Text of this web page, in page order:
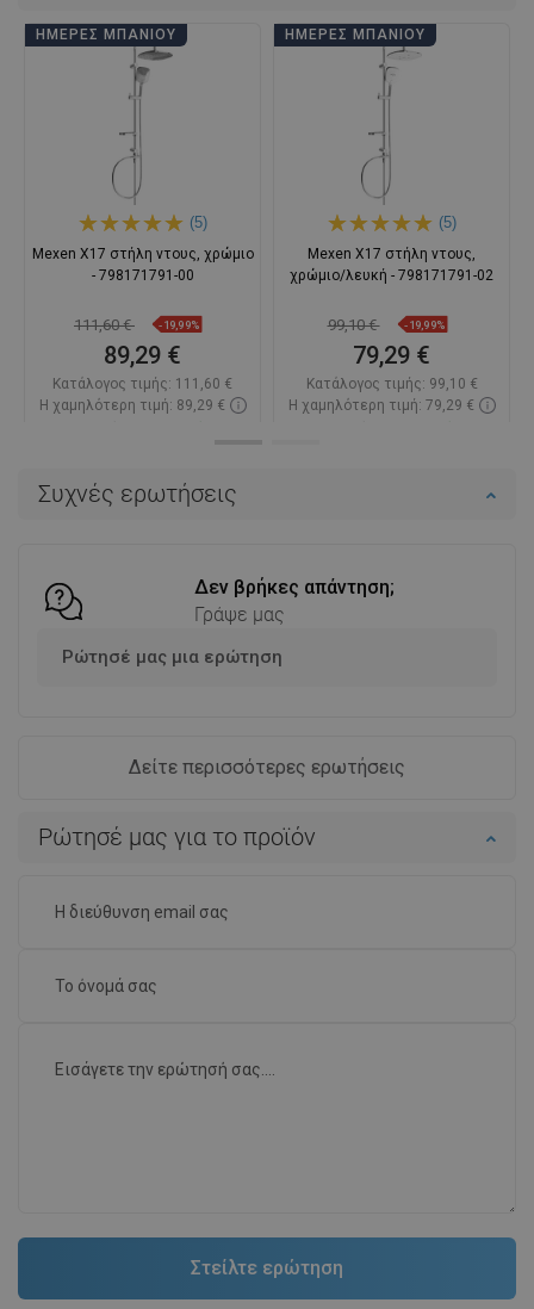
Συχνές ερωτήσεις
Δεν βρήκες απάντηση;
Γράψε μας
Ρώτησέ μας μια ερώτηση
Δείτε περισσότερες ερωτήσεις
Ρώτησέ μας για το προϊόν
ΗΜΈΡΕΣ ΜΠΆΝΙΟΥ
(5)
Mexen X17 στήλη ντους, χρώμιο
- 798171791-00
111,60 € -19,99%
89,29 €
Κατάλογος τιμής: 111,60 €
Η χαμηλότερη τιμή: 89,29 €
ΗΜΈΡΕΣ ΜΠΆΝΙΟΥ
(5)
Mexen X17 στήλη ντους,
χρώμιο/λευκή - 798171791-02
99,10 € -19,99%
79,29 €
Κατάλογος τιμής: 99,10 €
Η χαμηλότερη τιμή: 79,29 €